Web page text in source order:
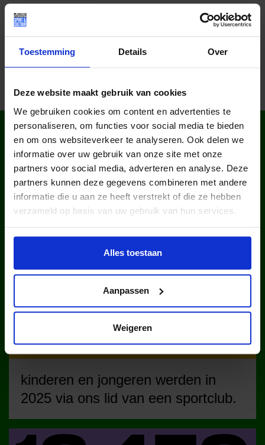
Toestemming Details Over
Deze website maakt gebruik van cookies
We gebruiken cookies om content en advertenties te
personaliseren, om functies voor social media te bieden
en om ons websiteverkeer te analyseren. Ook delen we
informatie over uw gebruik van onze site met onze
partners voor social media, adverteren en analyse. Deze
partners kunnen deze gegevens combineren met andere
informatie die u aan ze heeft verstrekt of die ze hebben
verzameld op basis van uw gebruik van hun services.
Alles toestaan
Aanpassen
Weigeren
Deel dit bericht op social media!
WIST JE DAT IN
NEDERLAND?
kinderen en jongeren werden in
2025 via ons lid van een club.
kinderen en jongeren werden in
2025 via ons lid van een sportclub.